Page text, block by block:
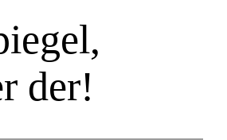
der!